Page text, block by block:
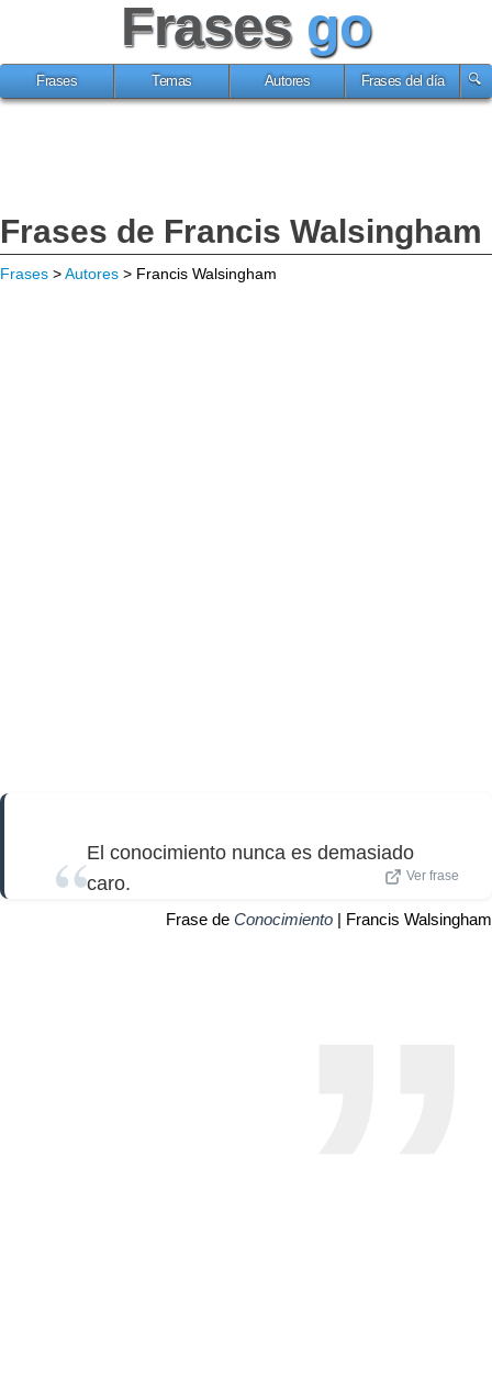
Frases go
Frases Temas Autores Frases del día
Frases de Francis Walsingham
Frases >Autores > Francis Walsingham
El conocimiento nunca es demasiado
caro.
Ver frase
Frase de Conocimiento | Francis Walsingham